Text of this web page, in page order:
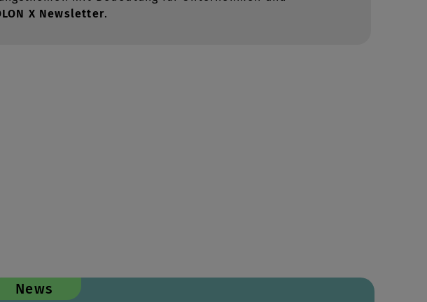
X Newsletter.
News